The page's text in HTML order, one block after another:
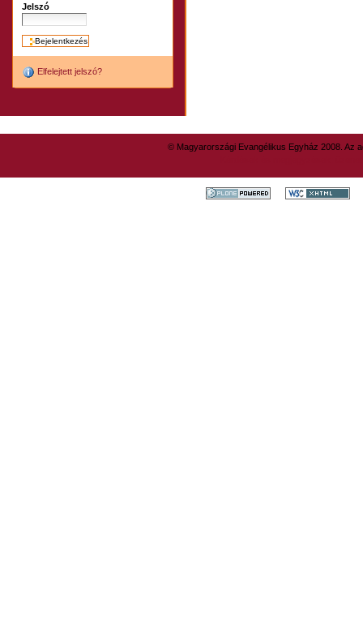
Jelszó
Elfelejtett jelszó?
© Magyarországi Evangélikus Egyház 2008. Az